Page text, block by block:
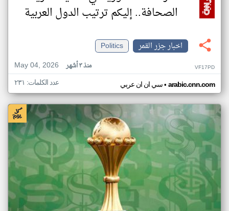
الصحافة.. إليكم ترتيب الدول العربية
اخبار جزر القمر
Politics
May 04, 2026
منذ ٣ أشهر VF17PD
سي ان ان عربي• arabic.cnn.com عدد الكلمات: ٢٣١